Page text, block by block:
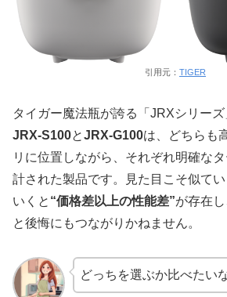
引用元： TIGER
タイガー魔法瓶が誇る「JRXシリーズ
JRX-S100とJRX-G100は、どちらも
リに位置しながら、それぞれ明確な
計された製品です。見た目こそ似て
いくと “価格差以上の性能差”が存在
と後悔にもつながりかねません。
どっちを選ぶか比べたい